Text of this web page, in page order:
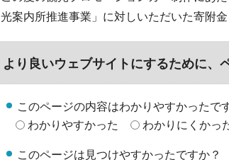
光案内所推進事業」に対しいただいた寄附
より良いウェブサイトにするために、
このページの内容はわかりやすかったで
わかりやすかった
わかりにくかっ
このページは見つけやすかったですか？